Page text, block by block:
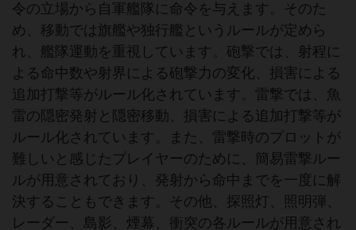
令の立場から自軍艦隊に命令を与えます。そのた
め、移動では旗艦や独行艦というルールが定めら
れ、艦隊運動を重視しています。砲撃では、射程に
よる命中数や射界による砲撃力の変化、損害による
追加打撃等がルール化されています。雷撃では、魚
雷の隠密発射と隠密移動、損害による追加打撃等が
ルール化されています。また、雷撃時のプロットが
難しいと感じたプレイヤーのために、簡易雷撃ルー
ルが用意されており、発射から命中までを一度に解
決することもできます。その他、探照灯、照明弾、
レーダー、島影、煙幕、衝突の各ルールが用意され